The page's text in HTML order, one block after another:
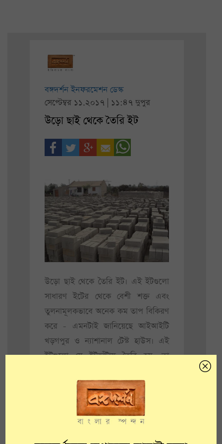
বঙ্গদর্শন ইনফরমেশন ডেস্ক
সেপ্টেম্বর ১১.২০১৭ | ১১:৪৭ দুপুর
উড়ো ছাই থেকে তৈরি ইট
উড়ো ছাই থেকে তৈরি ইট। এই ইটগুলো
সাধারণ ইটের থেকে বেশী শক্ত এবং
তুলনামূলকভাবে অনেক কম তাপ বিকিরণ
করে - এমনটাই জানিয়েছে আইআইটি
খড়গপুর ও ন্যাশানাল টেস্ট হাউস। এই
ইটগুলো যে ইটভাঁটায় তৈরি হয়, তা
ধরে যায়। এমন কয়েকটা ইটভাঁটা তৈরিই
লক্ষ্য পশ্চিমবঙ্গ পঞ্চায়েত ও গ্রামোন্নয়ন